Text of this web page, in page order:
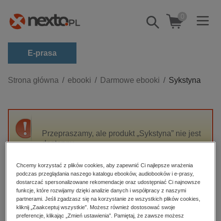
Pokaż/schowaj
wyszukiwarkę
0
E-prasa
Kategorie
biznesowe, branżowe, gospodarka
dzienniki
edukacja
hobby, sport, rozrywka
komputery, internet, technologie, informatyka
Strona główna ebooki Darmowe ebooki Sykstyna
Przepraszamy, ale produkt „Sykstyna” nie jest
dostępny.
High-contrast mode
Polecane
Chcemy korzystać z plików cookies, aby zapewnić Ci najlepsze wrażenia
podczas przeglądania naszego katalogu ebooków, audiobooków i e-prasy,
dostarczać spersonalizowane rekomendacje oraz udostępniać Ci najnowsze
funkcje, które rozwijamy dzięki analizie danych i współpracy z naszymi
partnerami. Jeśli zgadzasz się na korzystanie ze wszystkich plików cookies,
kliknij „Zaakceptuj wszystkie”. Możesz również dostosować swoje
preferencje, klikając „Zmień ustawienia”. Pamiętaj, że zawsze możesz